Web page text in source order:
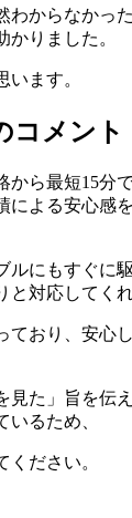
わからなかっ
かりました。
います。
コメント
から最短15分
による安心感
ルにもすぐに
と対応してくれ
ており、安心
見た」旨を伝
いるため、
ください。